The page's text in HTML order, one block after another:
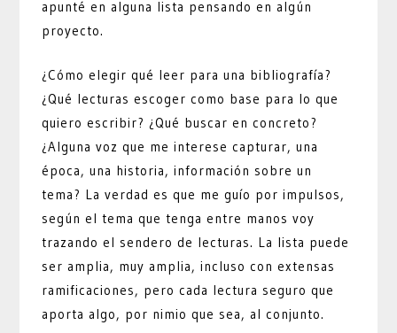
apunté en alguna lista pensando en algún
proyecto.
¿Cómo elegir qué leer para una bibliografía?
¿Qué lecturas escoger como base para lo que
quiero escribir? ¿Qué buscar en concreto?
¿Alguna voz que me interese capturar, una
época, una historia, información sobre un
tema? La verdad es que me guío por impulsos,
según el tema que tenga entre manos voy
trazando el sendero de lecturas. La lista puede
ser amplia, muy amplia, incluso con extensas
ramificaciones, pero cada lectura seguro que
aporta algo, por nimio que sea, al conjunto.